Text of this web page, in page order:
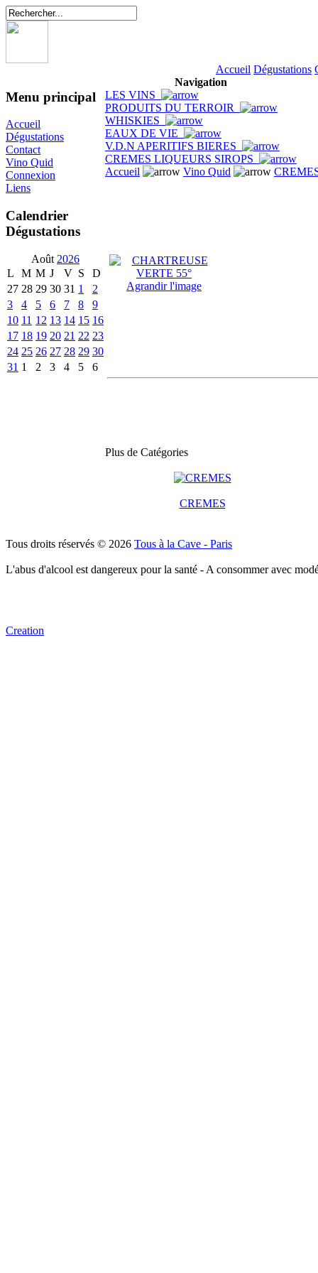
Accueil Dégustations
Menu principal
Accueil
Dégustations
Contact
Vino Quid
Connexion
Liens
Calendrier
Dégustations
Août 2026
L
M M J V S
D
27 28 29 30 31 1
2
3
4 5 6 7 8
9
10 11 12 13 14 15 16
17 18 19 20 21 22 23
24 25 26 27 28 29 30
31 1 2 3 4 5 6
Navigation
LES VINS
PRODUITS DU TERROIR
WHISKIES
EAUX DE VIE
V.D.N APERITIFS BIERES
CREMES LIQUEURS SIROPS
Accueil
Vino Quid
Agrandir l'image
Plus de Catégories
CREMES
Tous droits réservés © 2026 Tous à la Cave - Paris
L'abus d'alcool est dangereux pour la santé - A consommer avec
Creation